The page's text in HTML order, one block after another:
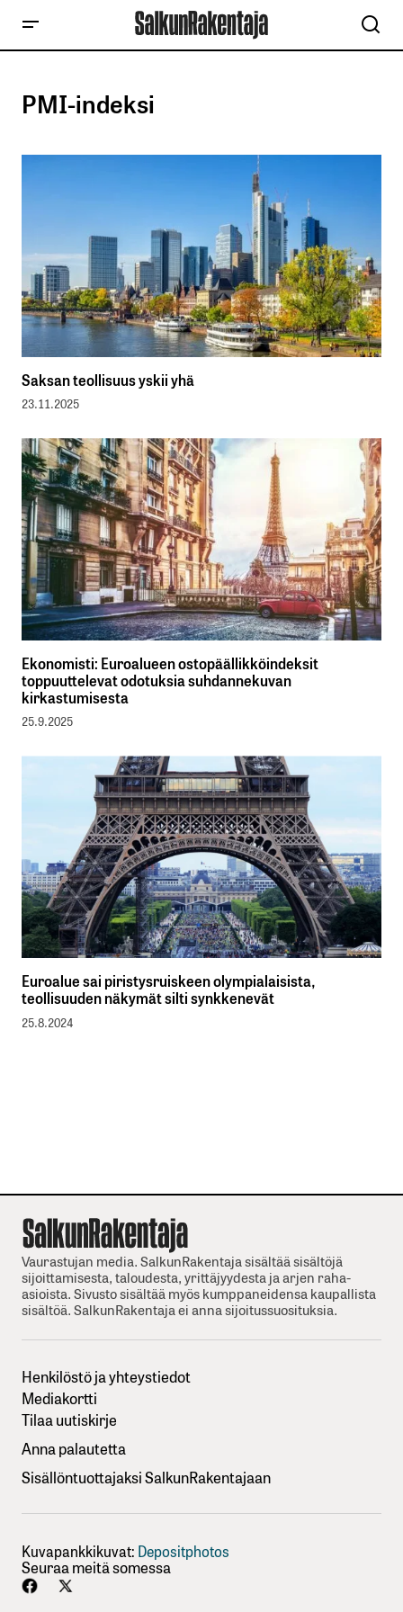
PMI-indeksi
Saksan teollisuus yskii yhä
23.11.2025
Ekonomisti: Euroalueen ostopäällikköindeksit
toppuuttelevat odotuksia suhdannekuvan
kirkastumisesta
25.9.2025
Euroalue sai piristysruiskeen olympialaisista,
teollisuuden näkymät silti synkkenevät
25.8.2024
Vaurastujan media. SalkunRakentaja sisältää sisältöjä
sijoittamisesta, taloudesta, yrittäjyydesta ja arjen raha-
asioista. Sivusto sisältää myös kumppaneidensa kaupallista
sisältöä. SalkunRakentaja ei anna sijoitussuosituksia.
Henkilöstö ja yhteystiedot
Mediakortti
Tilaa uutiskirje
Anna palautetta
Sisällöntuottajaksi SalkunRakentajaan
Kuvapankkikuvat: Depositphotos
Seuraa meitä somessa